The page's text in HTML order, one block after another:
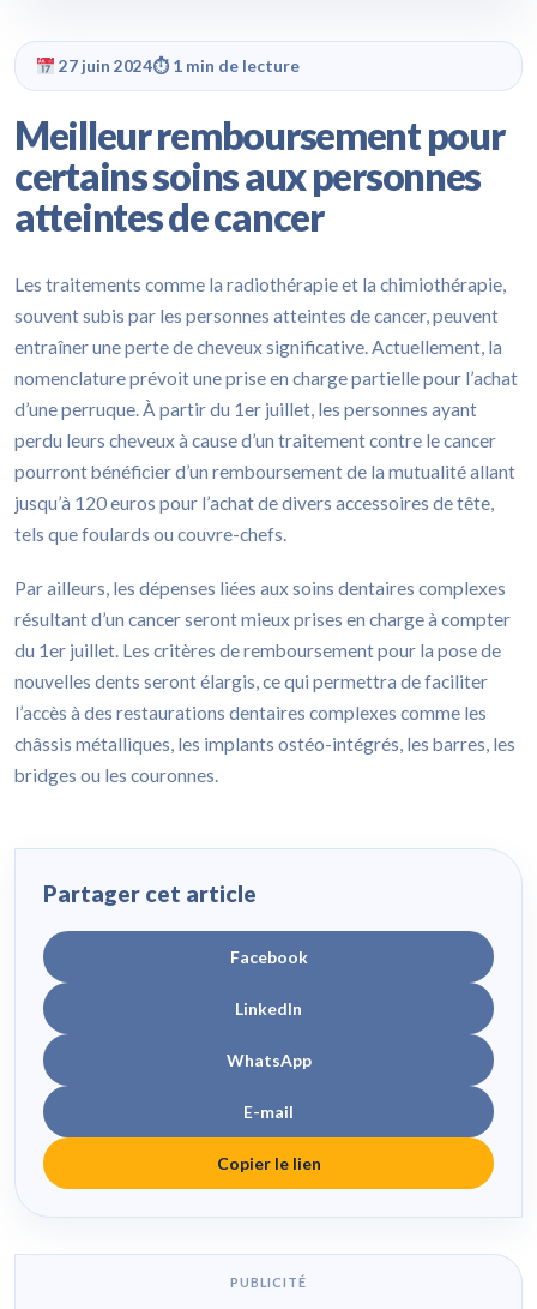
27 juin 2024⏱ 1 min de lecture
Meilleur remboursement pour
certains soins aux personnes
atteintes de cancer
Les traitements comme la radiothérapie et la chimiothérapie,
souvent subis par les personnes atteintes de cancer, peuvent
entraîner une perte de cheveux significative. Actuellement, la
nomenclature prévoit une prise en charge partielle pour l’achat
d’une perruque. À partir du 1er juillet, les personnes ayant
perdu leurs cheveux à cause d’un traitement contre le cancer
pourront bénéficier d’un remboursement de la mutualité allant
jusqu’à 120 euros pour l’achat de divers accessoires de tête,
tels que foulards ou couvre-chefs.
Par ailleurs, les dépenses liées aux soins dentaires complexes
résultant d’un cancer seront mieux prises en charge à compter
du 1er juillet. Les critères de remboursement pour la pose de
nouvelles dents seront élargis, ce qui permettra de faciliter
l’accès à des restaurations dentaires complexes comme les
châssis métalliques, les implants ostéo-intégrés, les barres, les
bridges ou les couronnes.
Partager cet article
Facebook
LinkedIn
WhatsApp
E-mail
Copier le lien
PUBLICITÉ